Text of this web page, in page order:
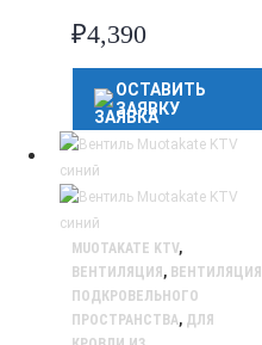
₽4,390
ОСТАВИТЬ
ЗАЯВКУ
MUOTAKATE KTV,
ВЕНТИЛЯЦИЯ, ВЕНТИЛЯЦИЯ
ПОДКРОВЕЛЬНОГО
ПРОСТРАНСТВА, ДЛЯ